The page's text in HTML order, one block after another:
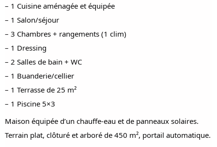
– 1 Cuisine aménagée et équipée
– 1 Salon/séjour
– 3 Chambres + rangements (1 clim)
– 1 Dressing
– 2 Salles de bain + WC
– 1 Buanderie/cellier
– 1 Terrasse de 25 m²
– 1 Piscine 5×3
Maison équipée d’un chauffe-eau et de panneaux solaires.
Terrain plat, clôturé et arboré de 450 m², portail automatique.